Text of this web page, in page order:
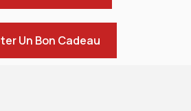
Un Bon Cadeau